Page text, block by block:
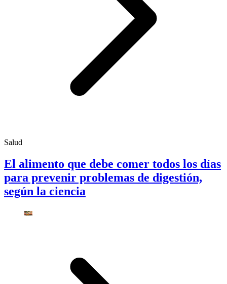
Salud
El alimento que debe comer todos los días
para prevenir problemas de digestión,
según la ciencia